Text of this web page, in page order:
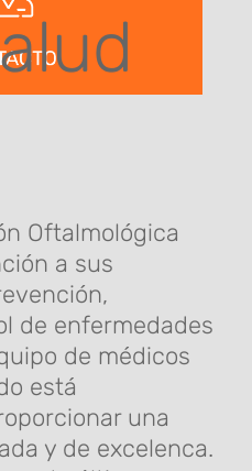
Oftalmológica
a sus
de enfermedades
de médicos
está
una
y de excelenca.